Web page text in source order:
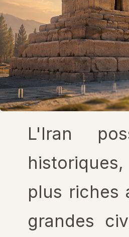
L'Iran
plus riches
grandes